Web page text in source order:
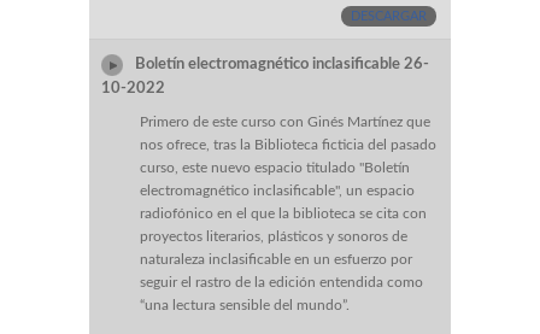
DESCARGAR
Boletín electromagnético inclasificable 26-
10-2022
Primero de este curso con Ginés Martínez que
nos ofrece, tras la Biblioteca ficticia del pasado
curso, este nuevo espacio titulado "Boletín
electromagnético inclasificable", un espacio
radiofónico en el que la biblioteca se cita con
proyectos literarios, plásticos y sonoros de
naturaleza inclasificable en un esfuerzo por
seguir el rastro de la edición entendida como
“una lectura sensible del mundo”.